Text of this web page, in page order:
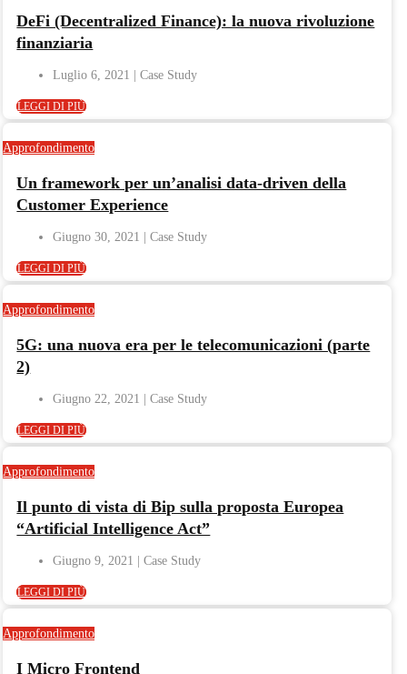
DeFi (Decentralized Finance): la nuova rivoluzione
finanziaria
Luglio 6, 2021
LEGGI DI PIÙ
Approfondimento
Un framework per un’analisi data-driven della
Customer Experience
Giugno 30, 2021
LEGGI DI PIÙ
Approfondimento
5G: una nuova era per le telecomunicazioni (parte
2)
Giugno 22, 2021
LEGGI DI PIÙ
Approfondimento
Il punto di vista di Bip sulla proposta Europea
“Artificial Intelligence Act”
Giugno 9, 2021
LEGGI DI PIÙ
Approfondimento
I Micro Frontend